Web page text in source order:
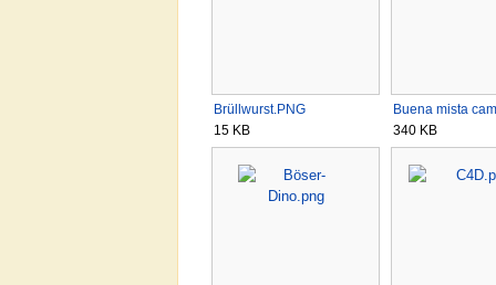
Brüllwurst.PNG
15 KB
Buena mista
340 KB